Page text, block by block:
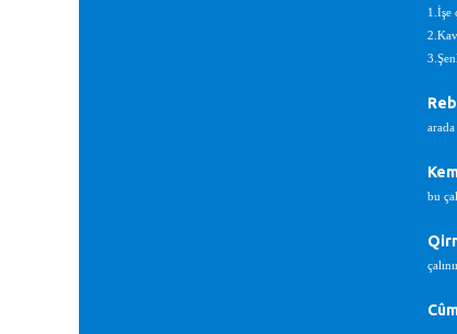
1.İşe
arada
bu